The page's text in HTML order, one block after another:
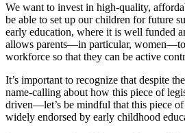
We want to invest in high-quality,
be able to set up our children for future
early education, where it is well funded
allows parents—in particular, women—to
workforce so that they can be active
It’s important to recognize that despite
name-calling about how this piece of
driven—let’s be mindful that this piece
widely endorsed by early childhood